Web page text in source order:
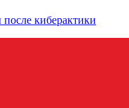
киберактики